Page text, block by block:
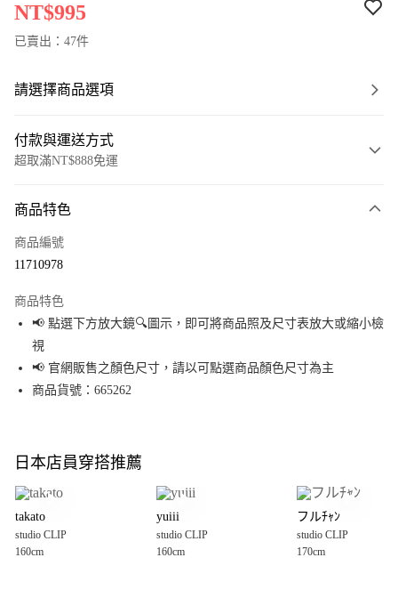
NT$995
已賣出：47件
請選擇商品選項
付款與運送方式
超取滿NT$888免運
信用卡一次付款
Apple Pay
街口支付
悠遊付
全盈+PAY
大哥付你分期
1.本服務由台灣大哥大提供，台灣大哥大用戶可立即使用無須另外申請。
2.付款方式選擇「大哥付你分期」，訂單成立後會自動跳轉到大哥付的交易
AFTEE先享後付
商品特色
商品編號
11710978
商品特色
📢 點選下方放大鏡🔍圖示，即可將商品照及尺寸表放大或縮小檢
視
📢 官網販售之顏色尺寸，請以可點選商品顏色尺寸為主
商品貨號：665262
日本店員穿搭推薦
takato
studio CLIP
160cm
yuiii
studio CLIP
160cm
フルﾁｬﾝ
studio CLIP
170cm